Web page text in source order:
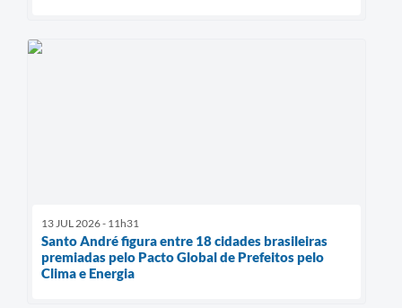
13 JUL 2026 - 11h31
Santo André figura entre 18 cidades brasileiras
premiadas pelo Pacto Global de Prefeitos pelo
Clima e Energia